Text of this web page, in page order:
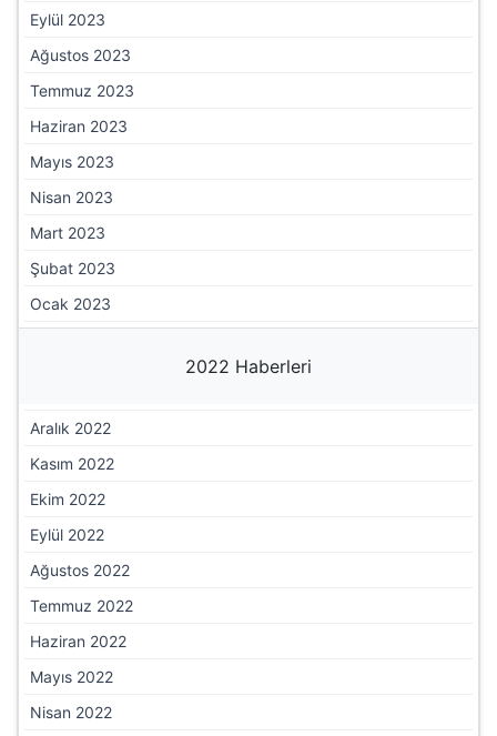
Eylül 2023
Ağustos 2023
Temmuz 2023
Haziran 2023
Mayıs 2023
Nisan 2023
Mart 2023
Şubat 2023
Ocak 2023
2022 Haberleri
Aralık 2022
Kasım 2022
Ekim 2022
Eylül 2022
Ağustos 2022
Temmuz 2022
Haziran 2022
Mayıs 2022
Nisan 2022